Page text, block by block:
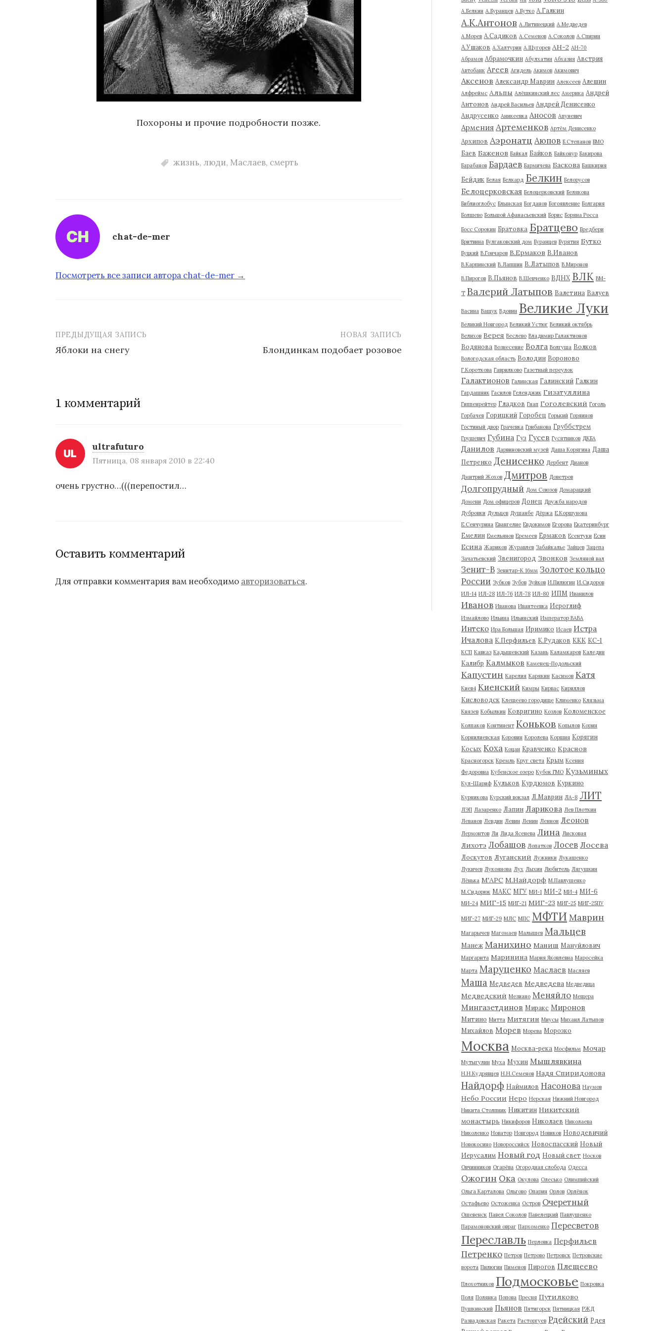
Похороны и прочие подробности позже.
жизнь, люди, Маслаев, смерть
chat-de-mer
Посмотреть все записи автора chat-de-mer →
в
г
а
ц
о
з
ПРЕДЫДУЩАЯ ЗАПИСЬ
Яблоки на снегу
НОВАЯ ЗАПИСЬ
Блондинкам подобает розовое
1 комментарий
ultrafuturo
Пятница, 08 января 2010 в 22:40
очень грустно…(((перепостил…
Оставить комментарий
Для отправки комментария вам необходимо авторизоваться.
А.Белкин А.Буранцев А.Бутко А.Галкин
А.К.Антонов А.Литинецкий А.Медведев
А.Морев А.Садиков А.Семенов А.Соколов А.Спирин
А.Ушаков А.Халтурин А.Щугорев АН-2 АН-70
Абрамов Абрамочкин Абулхатин Абхазия Австрия
Автобанк Агеев Агидель Акимов Акимович
Аксенов Александр Маврин Алексеев Алешин
Алфреймс Альпы Алёшкинский лес Америка Андрей
Антонов Андрей Васильев Андрей Денисенко
Андрусенко Аникеевка Аносов Апуневич
Армения Артеменков Артём Денисенко
Архипов Аэронатц Аюпов Б.Степанов БМО
Баев Баженов Байкал Байков Байконур Бакирова
Барабанов Бардаев Бармичева Баскова Башкирия
Бейдик Белая Белкард Белкин Белорусов
Белоцерковская Белоцерковский Белякова
Библиоглобус Блынская Богданов Богоявление Болгария
Болшево Большой Афанасьевский Борис Боряна Росса
Босс Сорокин Братовка Братцево Бредбери
Бритвина Булгаковский дом Буранцев Бурятия Бутко
Буцкий В.Гончаров В.Ермаков В.Иванов
В.Карпинский В.Лапшин В.Латыпов В.Миронов
В.Пирогов В.Пьянов В.Шевченко ВДНХ ВЛК ВМ-
Т Валерий Латыпов Валетина Валуев
Васина Ващук Вдовин Великие Луки
Великий Новгород Великий Устюг Великий октябрь
Велихов Верея Веслево Владимир Галактионов
Водянова Вознесение Волга Волгуша Волков
Вологодская область Володин Вороново
Г.Короткова Гаврилково Газетный переулок
Галактионов Галинская Галинский Галкин
Гардашник Гасилов Геленджик Гизатуллина
Гиппенрейтер Гладков Гнап Гоголевский Гоголь
Горбачев Горицкий Горобец Горький Горяинов
Гостиный двор Грачевка Грибанова Груббстрем
Грушевич Губина Гуз Гусев Гусятников ДКБА
Данилов Дарвиновский музей Даша Корягина Даша
Петренко Денисенко Дербент Дианов
Дмитрий Жохов Дмитров Доветров
Долгопрудный Дом Союзов Домарацкий
Домени Дом офицеров Донец Дружба народов
Дубровки Дульцев Душанбе Дёржа Е.Коршунова
Е.Сенчурина Евангелие Евдокимов Егорова Екатеринбург
Емелин Емельянов Еремеев Ермаков Есентуки Есин
Есина Жариков Журавлев Забайкалье Зайцев Зацепа
Зачатьевский Звенигород Звонков Земляной вал
Зенит-В Зенитар-К 16мм Золотое кольцо
России Зубков Зубов Зуйков И.Пилюгин И.Сидоров
ИЛ-14 ИЛ-28 ИЛ-76 ИЛ-78 ИЛ-80 ИПМ Иванилов
Иванов Иванова Ивантеевка Иероглиф
Измайлово Ильина Ильинский Император ВАВА
Интеко Ира Большая Иримико Исаев Истра
Ичалова К.Перфильев К.Рудаков ККК КС-1
КСП Кавказ Кадышевский Казань Каламкаров Каледин
Калибр Калмыков Каменец-Подольский
Капустин Карелия Карякин Касимов Катя
Киев4 Киенский Кимры Кирвас Кириллов
Кисловодск Клещеево городище Клименко Клязьма
Князев Кобылкин Ковригино Козлов Коломенское
Колпаков Континент Коньков Копылов Корин
Корнилиевская Коровин Королева Коршия Корягин
Косых Коха Коцан Кравченко Краснов
Красногорск Кремль Круг света Крым Ксения
Федоровна Кубенское озеро Кубок ГМО Кузьминых
Кул-Шариф Кульков Курдюмов Куркино
Курникова Курский вокзал Л.Маврин ЛА-8 ЛИТ
ЛЭП Лазаренко Лапин Ларикова Лев Плоткин
Леванов Левдин Левин Ленин Леннон Леонов
Лермонтов Ли Лида Ясенева Лина Лисковая
Лихотэ Лобашов Лопатков Лосев Лосева
Лоскутов Луганский Лужники Лукашенко
Лукичев Лукоянова Лух Лыхин Любитель Лягушкин
Лёнька М'АРС М.Найдорф М.Павлушенко
М.Сидорюк МАКС МГУ МИ-1 МИ-2 МИ-4 МИ-6
МИ-24 МИГ-15 МИГ-21 МИГ-23 МИГ-25 МИГ-25ПУ
МИГ-27 МИГ-29 МЛС МПС МФТИ Маврин
Магарычев Магомаев Малышев Мальцев
Манеж Манихино Маниш Мануйлович
Маргарита Маринина Мария Яковлевна Маросейка
Марта Маруценко Маслаев Масляев
Маша Медведев Медведева Медведица
Медведский Мезиано Меняйло Мещера
Мингазетдинов Миракс Миронов
Митино Митта Митягин Миусы Михаил Латыпов
Михайлов Морев Морева Морозко
Москва Москва-река Мосфильм Мочар
Мутыгулин Муха Мухин Мышлявкина
Н.Н.Кудрявцев Н.Н.Семенов Надя Спиридонова
Найдорф Наймилов Насонова Наумов
Небо России Неро Нерская Нижний Новгород
Никита Столпник Никитин Никитский
монастырь Никифоров Николаев Николаева
Николенко Новатор Новгород Новиков Новодевичий
Новокосино Новороссийск Новоспасский Новый
Иерусалим Новый год Новый свет Носков
Овчинников Огарёва Огородная слобода Одесса
Ожогин Ока Окулова Олесько Олимпийский
Ольга Карталова Ольгово Опарин Орлов Орлёнок
Остафьево Остоженка Остров Очеретный
Ошевенск Павел Соколов Павелецкий Павлушенко
Парамоновский овраг Пархоменко Пересветов
Переславль Перловка Перфильев
Петренко Петров Петрово Петровск Петровские
ворота Пилюгин Пименов Пирогов Плещеево
Плохотников Подмосковье Покровка
Поля Полянка Попова Пресня Путилково
Пушкинский Пьянов Пятигорск Пятницкая РЖД
Развадовская Ракета Расторгуев Рдейский Рдея